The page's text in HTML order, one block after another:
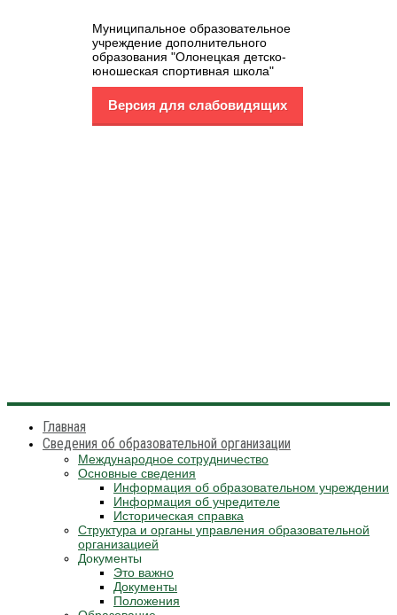
Муниципальное образовательное
учреждение дополнительного
образования "Олонецкая детско-
юношеская спортивная школа"
Версия для слабовидящих
Главная
Сведения об образовательной организации
Международное сотрудничество
Основные сведения
Информация об образовательном учреждении
Информация об учредителе
Историческая справка
Структура и органы управления образовательной
организацией
Документы
Это важно
Документы
Положения